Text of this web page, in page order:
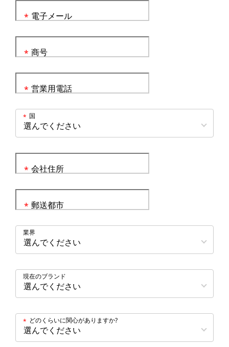
電子メール
*
商号
*
営業用電話
*
国
*
会社住所
*
郵送都市
*
業界
現在のブランド
どのくらいに関心がありますか?
*